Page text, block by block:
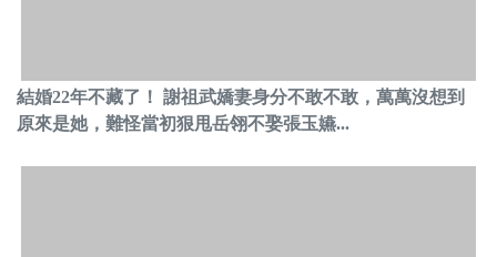
結婚22年不藏了！ 謝祖武嬌妻身分不敢不敢，萬萬沒想到
原來是她，難怪當初狠甩岳翎不娶張玉嬿...